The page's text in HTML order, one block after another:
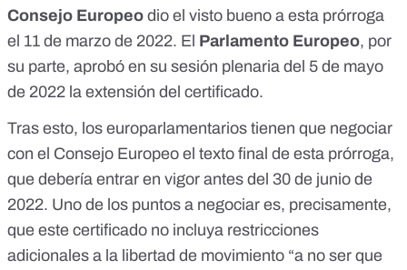
Consejo Europeo dio el visto bueno a esta prórroga
el 11 de marzo de 2022. El Parlamento Europeo, por
su parte, aprobó en su sesión plenaria del 5 de mayo
de 2022 la extensión del certificado.
Tras esto, los europarlamentarios tienen que negociar
con el Consejo Europeo el texto final de esta prórroga,
que debería entrar en vigor antes del 30 de junio de
2022. Uno de los puntos a negociar es, precisamente,
que este certificado no incluya restricciones
adicionales a la libertad de movimiento “a no ser que